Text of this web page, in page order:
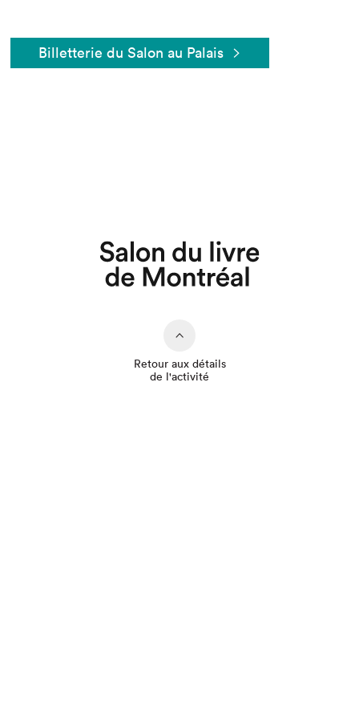
Billetterie du Salon au Palais
Retour aux détails
de l'activité